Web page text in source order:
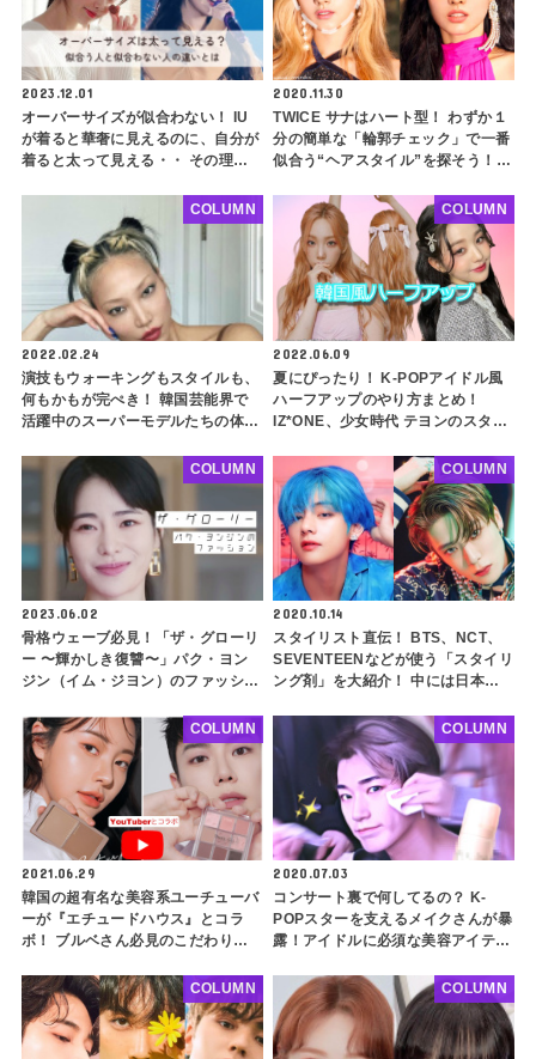
2023.12.01
オーバーサイズが似合わない！ IU
が着ると華奢に見えるのに、自分が
着ると太って見える・・ その理由
2020.11.30
TWICE サナはハート型！ わずか１
分の簡単な「輪郭チェック」で一番
似合う“ヘアスタイル”を探そう！
郭の韓国芸能人は？
2022.02.24
演技もウォーキングもスタイルも、
何もかもが完ぺき！ 韓国芸能界で
活躍中のスーパーモデルたちの体型
COLUMN
2022.06.09
夏にぴったり！ K-POPアイドル風
ハーフアップのやり方まとめ！
IZ*ONE、少女時代 テヨンのスタイ
う韓国風スタイリングで垢抜け必至
COLUMN
2023.06.02
骨格ウェーブ必見！「ザ・グローリ
ー 〜輝かしき復讐〜」パク・ヨン
ジン（イム・ジヨン）のファッショ
グの特徴を解説！ 着用アイテムも
紹介します
COLUMN
2020.10.14
スタイリスト直伝！ BTS、NCT、
SEVENTEENなどが使う「スタイリ
ング剤」を大紹介！ 中には日本の
COLUMN
2021.06.29
韓国の超有名な美容系ユーチューバ
ーが『エチュードハウス』とコラ
ボ！ ブルベさん必見のこだわりが
COLUMN
2020.07.03
コンサート裏で何してるの？ K-
POPスターを支えるメイクさんが暴
露！アイドルに必須な美容アイテム
COLUMN
COLUMN COLUMN